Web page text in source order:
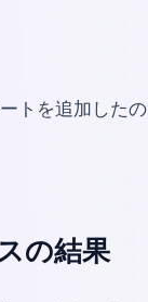
トを追加した
の結果